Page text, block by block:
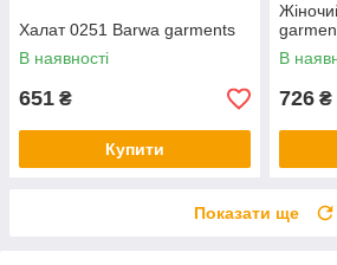
Халат 0251 Barwa garments
В наявності
651 ₴
Купити
В
726 ₴
Показати ще